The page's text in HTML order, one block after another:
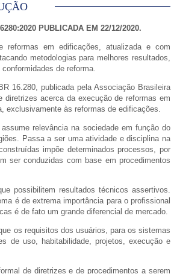
PUBLICADA EM 22/12/2020.
em edificações, atualizada e com
metodologias para melhores resultados,
de reforma.
16.280, publicada pela Associação Brasileira
diretrizes acerca da execução de reformas em
exclusivamente às reformas de edificações.
relevância na sociedade em função do
Passa a ser uma atividade e disciplina na
impõe determinados processos, por
ser conduzidas com base em procedimentos
possibilitem resultados técnicos assertivos.
é de extrema importância para o profissional
é de fato um grande diferencial de mercado.
os requisitos dos usuários, para os sistemas
de uso, habitabilidade, projetos, execução e
de diretrizes e de procedimentos a serem